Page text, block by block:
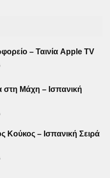
– Ταινία Apple TV
Μάχη – Ισπανική
Κούκος – Ισπανική Σειρά